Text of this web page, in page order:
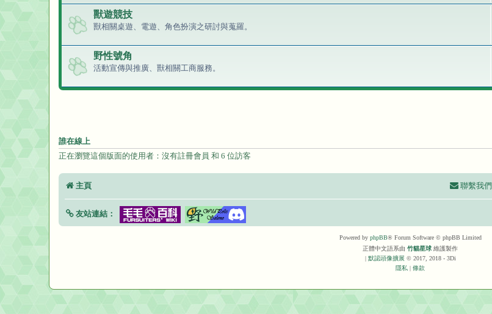
獸遊競技
獸相關桌遊、電遊、角色扮演之研討與蒐羅。
野性號角
活動宣傳與推廣、獸相關工商服務。
誰在線上
正在瀏覽這個版面的使用者：沒有註冊會員 和 6 位訪客
主頁 聯繫我們
友站連結：
Powered by phpBB® Forum Software © phpBB Limited
正體中文語系由 竹貓星球 維護製作
| 默認頭像擴展 © 2017, 2018 - 3Di
隱私 | 條款